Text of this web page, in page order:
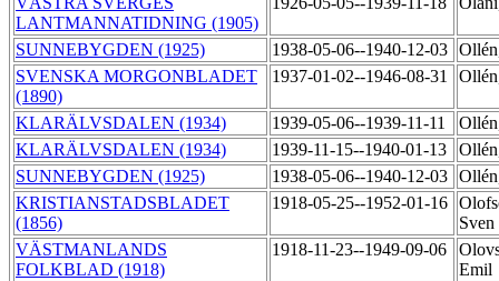
LANTMANNATIDNING (1905)
SUNNEBYGDEN (1925) 1938-05-06--1940-12-03
SVENSKA MORGONBLADET
(1890)
1937-01-02--1946-08-31
KLARÄLVSDALEN (1934) 1939-05-06--1939-11-11
KLARÄLVSDALEN (1934)
1939-11-15--1940-01-13
SUNNEBYGDEN (1925)
1938-05-06--1940-12-03
KRISTIANSTADSBLADET
(1856)
1918-05-25--1952-01-16
Sven
VÄSTMANLANDS
FOLKBLAD (1918)
1918-11-23--1949-09-06
Emil